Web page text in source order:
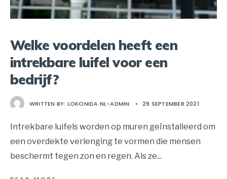
Welke voordelen heeft een
intrekbare luifel voor een
bedrijf?
WRITTEN BY: LOKONIDA.NL-ADMIN • 29 SEPTEMBER 2021
Intrekbare luifels worden op muren geïnstalleerd om
een overdekte verlenging te vormen die mensen
beschermt tegen zon en regen. Als ze...